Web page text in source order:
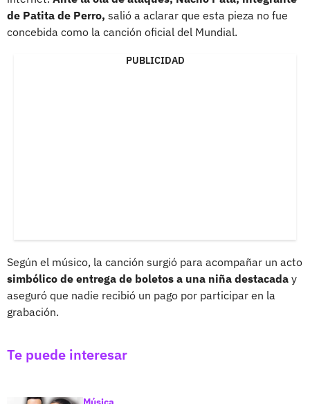
de Patita de Perro, salió a aclarar que esta pieza no fue
concebida como la canción oficial del Mundial.
PUBLICIDAD
Según el músico, la canción surgió para acompañar un acto
simbólico de entrega de boletos a una niña destacada y
aseguró que nadie recibió un pago por participar en la
grabación.
Te puede interesar